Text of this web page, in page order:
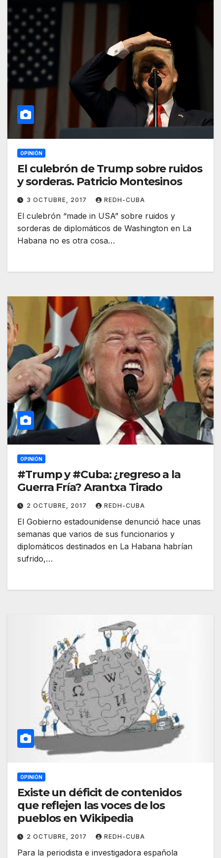
OPINIÓN
El culebrón de Trump sobre ruidos
y sorderas. Patricio Montesinos
3 OCTUBRE, 2017 REDH-CUBA
El culebrón “made in USA” sobre ruidos y
sorderas de diplomáticos de Washington en La
Habana no es otra cosa…
OPINIÓN
#Trump y #Cuba: ¿regreso a la
Guerra Fría? Arantxa Tirado
2 OCTUBRE, 2017 REDH-CUBA
El Gobierno estadounidense denunció hace unas
semanas que varios de sus funcionarios y
diplomáticos destinados en La Habana habrían
sufrido,…
OPINIÓN
Existe un déficit de contenidos
que reflejen las voces de los
pueblos en Wikipedia
2 OCTUBRE, 2017 REDH-CUBA
Para la periodista e investigadora española